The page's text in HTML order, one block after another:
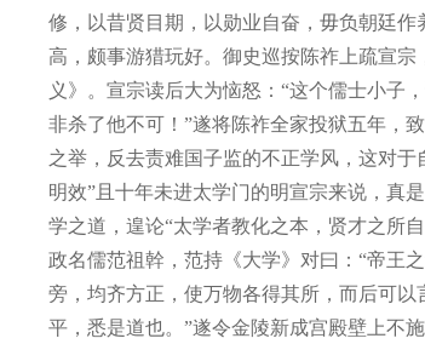
修，以昔贤目期，以勋业自奋，毋负朝廷
高，颇事游猎玩好。御史巡按陈祚上疏宣
义》。宣宗读后大为恼怒：“这个儒士小子
非杀了他不可！”遂将陈祚全家投狱五年，
之举，反去责难国子监的不正学风，这对
明效”且十年未进太学门的明宣宗来说，真
学之道，遑论“太学者教化之本，贤才之所
政名儒范祖幹，范持《大学》对曰：“帝王
旁，均齐方正，使万物各得其所，而后可
平，悉是道也。”遂令金陵新成宫殿壁上不